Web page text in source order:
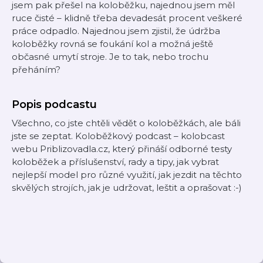
jsem pak přešel na koloběžku, najednou jsem měl
ruce čisté – klidně třeba devadesát procent veškeré
práce odpadlo. Najednou jsem zjistil, že údržba
koloběžky rovná se foukání kol a možná ještě
občasné umytí stroje. Je to tak, nebo trochu
přeháním?
Popis podcastu
Všechno, co jste chtěli vědět o koloběžkách, ale báli
jste se zeptat. Koloběžkový podcast – kolobcast
webu Priblizovadla.cz, který přináší odborné testy
koloběžek a příslušenství, rady a tipy, jak vybrat
nejlepší model pro různé využití, jak jezdit na těchto
skvělých strojích, jak je udržovat, leštit a oprašovat :-)